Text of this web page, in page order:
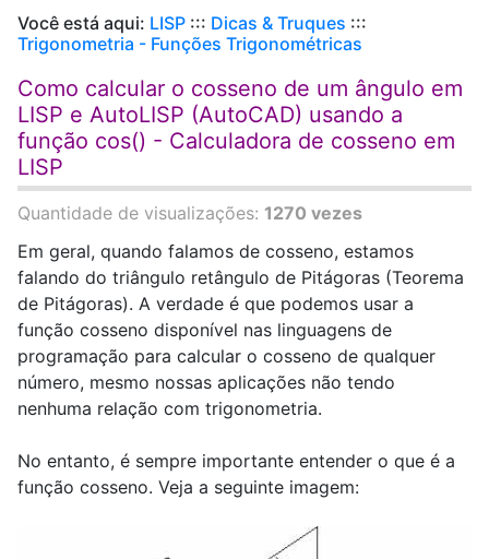
Você está aqui: LISP ::: Dicas & Truques :::
Trigonometria - Funções Trigonométricas
Como calcular o cosseno de um ângulo em
LISP e AutoLISP (AutoCAD) usando a
função cos() - Calculadora de cosseno em
LISP
Quantidade de visualizações: 1270 vezes
Em geral, quando falamos de cosseno, estamos
falando do triângulo retângulo de Pitágoras (Teorema
de Pitágoras). A verdade é que podemos usar a
função cosseno disponível nas linguagens de
programação para calcular o cosseno de qualquer
número, mesmo nossas aplicações não tendo
nenhuma relação com trigonometria.
No entanto, é sempre importante entender o que é a
função cosseno. Veja a seguinte imagem: